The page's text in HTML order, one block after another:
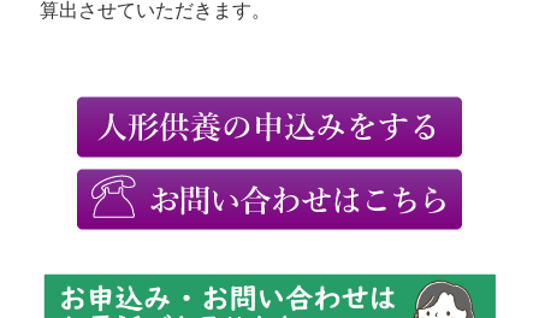
算出させていただきます。